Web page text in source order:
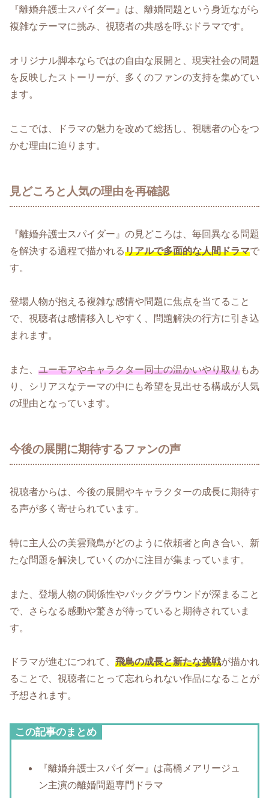
『離婚弁護士スパイダー』は、離婚問題という身近ながら
複雑なテーマに挑み、視聴者の共感を呼ぶドラマです。
オリジナル脚本ならではの自由な展開と、現実社会の問題
を反映したストーリーが、多くのファンの支持を集めてい
ます。
ここでは、ドラマの魅力を改めて総括し、視聴者の心をつ
かむ理由に迫ります。
見どころと人気の理由を再確認
『離婚弁護士スパイダー』の見どころは、毎回異なる問題
を解決する過程で描かれるリアルで多面的な人間ドラマで
す。
登場人物が抱える複雑な感情や問題に焦点を当てること
で、視聴者は感情移入しやすく、問題解決の行方に引き込
まれます。
また、 ユーモアやキャラクター同士の温かいやり取りもあ
り、シリアスなテーマの中にも希望を見出せる構成が人気
の理由となっています。
今後の展開に期待するファンの声
視聴者からは、今後の展開やキャラクターの成長に期待す
る声が多く寄せられています。
特に主人公の美雲飛鳥がどのように依頼者と向き合い、新
たな問題を解決していくのかに注目が集まっています。
また、登場人物の関係性やバックグラウンドが深まること
で、さらなる感動や驚きが待っていると期待されていま
す。
ドラマが進むにつれて、 飛鳥の成長と新たな挑戦が描かれ
ることで、視聴者にとって忘れられない作品になることが
予想されます。
この記事のまとめ
『離婚弁護士スパイダー』は高橋メアリージュ
ン主演の離婚問題専門ドラマ